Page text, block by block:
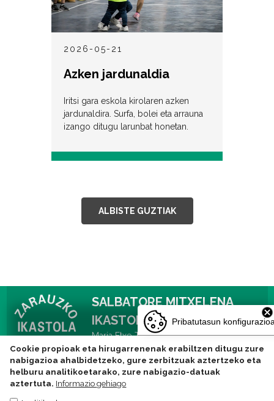
2026-05-21
Azken jardunaldia
Iritsi gara eskola kirolaren azken
jardunaldira. Surfa, bolei eta arrauna
izango ditugu larunbat honetan.
ALBISTE GUZTIAK
SALBATORE MITXELENA
IKASTOLA
Maria Etxe-Txiki kalea 14, 20800 Zarautz
Tlf: 943831752 -
ikastola@zarauzkoikastola.eus
Pribatutasun
Cookie propioak eta hirugarrenenak erabiltzen ditugu zure
nabigazioa ahalbidetzeko, gure zerbitzuak aztertzeko eta
helburu analitikoetarako, zure nabigazio-datuak
aztertuta. Informazio gehiago